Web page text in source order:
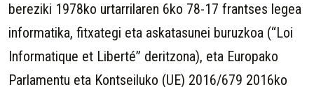
bereziki 1978ko urtarrilaren 6ko 78-17 frantses legea
informatika, fitxategi eta askatasunei buruzkoa (“Loi
Informatique et Liberté” deritzona), eta Europako
Parlamentu eta Kontseiluko (UE) 2016/679 2016ko